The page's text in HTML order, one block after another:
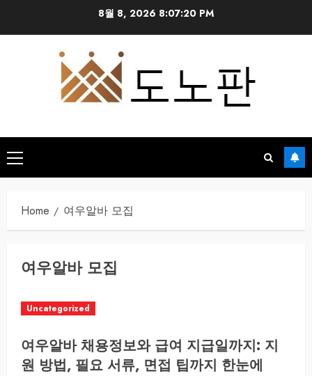
8월 8, 2026 8:07:20 PM
Primary
Menu
Home 여우알바 모집
여우알바 모집
Uncategorized
여우알바 채용정보와 급여 지급일까지: 지
원 방법, 필요 서류, 면접 팁까지 한눈에